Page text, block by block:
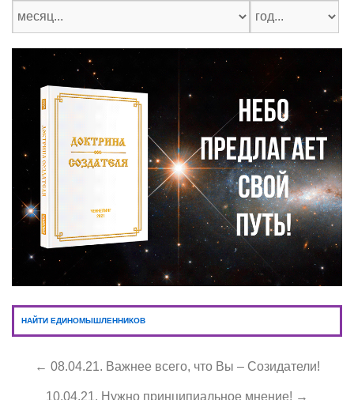
НАЙТИ ЕДИНОМЫШЛЕННИКОВ
← 08.04.21. Важнее всего, что Вы – Созидатели!
10.04.21. Нужно принципиальное мнение! →